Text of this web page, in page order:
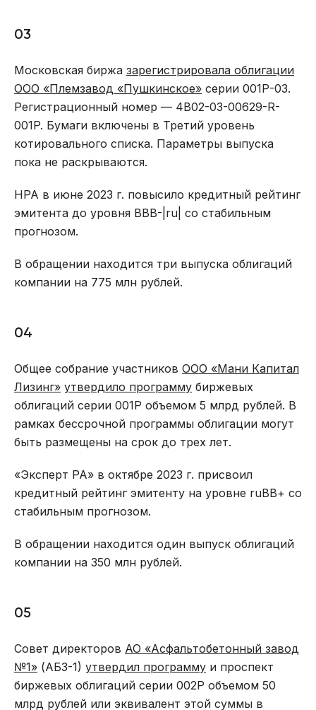
03
Московская биржа зарегистрировала облигации
ООО «Племзавод «Пушкинское» серии 001Р-03.
Регистрационный номер — 4B02-03-00629-R-
001P. Бумаги включены в Третий уровень
котировального списка. Параметры выпуска
пока не раскрываются.
НРА в июне 2023 г. повысило кредитный рейтинг
эмитента до уровня ВВB-|ru| со стабильным
прогнозом.
В обращении находится три выпуска облигаций
компании на 775 млн рублей.
04
Общее собрание участников ООО «Мани Капитал
Лизинг» утвердило программу биржевых
облигаций серии 001Р объемом 5 млрд рублей. В
рамках бессрочной программы облигации могут
быть размещены на срок до трех лет.
«Эксперт РА» в октябре 2023 г. присвоил
кредитный рейтинг эмитенту на уровне ruВВ+ со
стабильным прогнозом.
В обращении находится один выпуск облигаций
компании на 350 млн рублей.
05
Совет директоров АО «Асфальтобетонный завод
№1» (АБЗ-1) утвердил программу и проспект
биржевых облигаций серии 002Р объемом 50
млрд рублей или эквивалент этой суммы в